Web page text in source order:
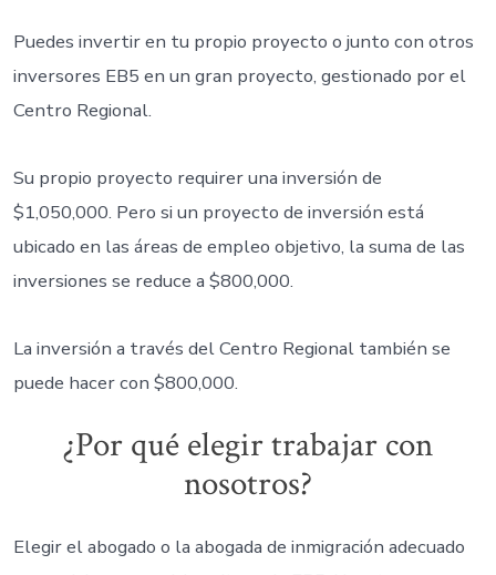
Puedes invertir en tu propio proyecto o junto con otros
inversores EB5 en un gran proyecto, gestionado por el
Centro Regional.
Su propio proyecto requirer una inversión de
$1,050,000. Pero si un proyecto de inversión está
ubicado en las áreas de empleo objetivo, la suma de las
inversiones se reduce a $800,000.
La inversión a través del Centro Regional también se
puede hacer con $800,000.
¿Por qué elegir trabajar con
nosotros?
Elegir el abogado o la abogada de inmigración adecuado